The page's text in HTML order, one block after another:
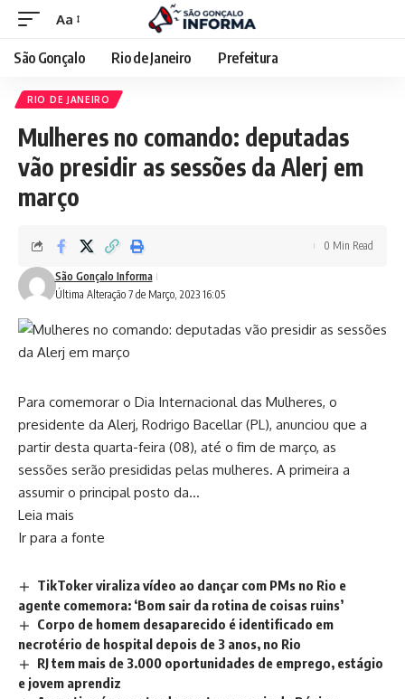
Aa
São Gonçalo Rio de Janeiro Prefeitura
RIO DE JANEIRO
Mulheres no comando: deputadas
vão presidir as sessões da Alerj em
março
Última Alteração 7 de Março, 2023 16:05
São Gonçalo Informa
0 Min Read
Para comemorar o Dia Internacional das Mulheres, o
presidente da Alerj, Rodrigo Bacellar (PL), anunciou que a
partir desta quarta-feira (08), até o fim de março, as
sessões serão presididas pelas mulheres. A primeira a
assumir o principal posto da…
Leia mais
Ir para a fonte
TikToker viraliza vídeo ao dançar com PMs no Rio e
agente comemora: ‘Bom sair da rotina de coisas ruins’
Corpo de homem desaparecido é identificado em
necrotério de hospital depois de 3 anos, no Rio
RJ tem mais de 3.000 oportunidades de emprego, estágio
e jovem aprendiz